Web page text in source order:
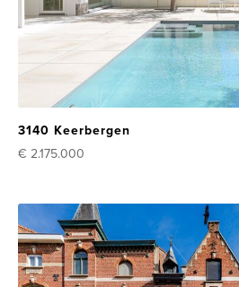
3140 Keerbergen
€ 2.175.000